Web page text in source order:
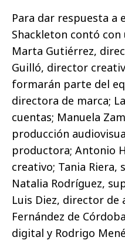
Para dar respuesta a
Shackleton contó
Marta Gutiérrez,
Guilló, director
formarán parte del
directora de marca;
cuentas; Manuela
producción
productora; Antonio
creativo; Tania Riera,
Natalia Rodríguez,
Luis Diez, director
Fernández de
digital y Rodrigo